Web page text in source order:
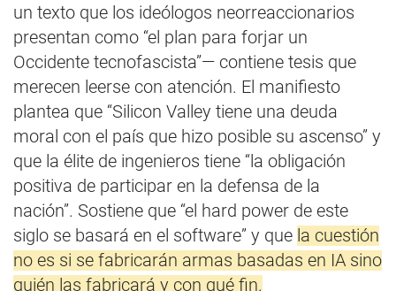
un texto que los ideólogos neorreaccionarios
presentan como “el plan para forjar un
Occidente tecnofascista”— contiene tesis que
merecen leerse con atención. El manifiesto
plantea que “Silicon Valley tiene una deuda
moral con el país que hizo posible su ascenso” y
que la élite de ingenieros tiene “la obligación
positiva de participar en la defensa de la
nación”. Sostiene que “el hard power de este
siglo se basará en el software” y que la cuestión
no es si se fabricarán armas basadas en IA sino
quién las fabricará y con qué fin.